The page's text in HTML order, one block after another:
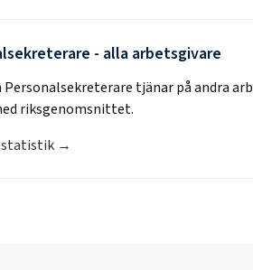
- alla arbetsgivare
Personalsekreterare tjänar på andra
riksgenomsnittet.
→